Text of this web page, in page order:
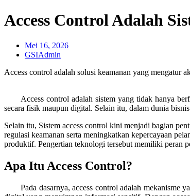
Access Control Adalah
Mei 16, 2026
GSIAdmin
Access control adalah solusi keamanan yang mengatur
Access control adalah sistem yang tidak hanya
secara fisik maupun digital. Selain itu, dalam dunia
Selain itu, Sistem access control kini menjadi bagian
regulasi keamanan serta meningkatkan kepercayaan
produktif. Pengertian teknologi tersebut memiliki peran
Apa Itu Access Control?
Pada dasarnya, access control adalah mekanisme